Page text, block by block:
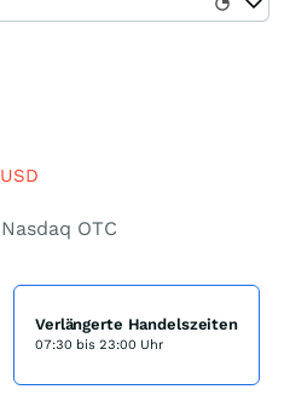
USD
Nasdaq OTC
Verlängerte Handelszeiten
07:30 bis 23:00 Uhr